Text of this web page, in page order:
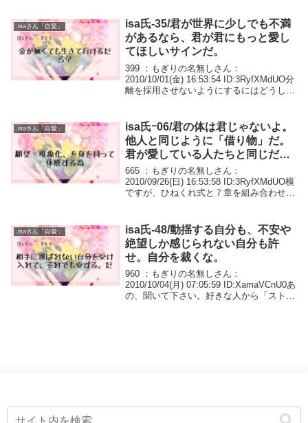
い、怒らせてし...
.isaさん「自愛」
isa氏-35/君が世界に少しでも不満
があるなら、君が君にもっと愛し
てほしいサインだ。
399 ：もぎりの名無しさん：
2010/10/01(金) 16:53:54 ID:3RyfXMdUO分
離を採用させないようにするにはどうした
璧を採用したくなります。...
.isaさん「自愛」
isa氏ｰ06/君の体は君じゃないよ。
他人と同じように「借り物」だ。
君が愛している人たちと同じだ。
一体化しすぎなんだよ。
665 ：もぎりの名無しさん：
2010/09/26(日) 16:53:58 ID:3RyfXMdUO横
ですが、ひねくれ式と７章を組み合わせて
17:27:...
.isaさん「自愛」
isa氏-48/動揺する自分も、不安や
絶望しか感じられない自分も許
せ。自分を裁くな。
960 ：もぎりの名無しさん：
2010/10/04(月) 07:05:59 ID:XamaVCnU0あ
の、聞いて下さい。好きな人から「ストー